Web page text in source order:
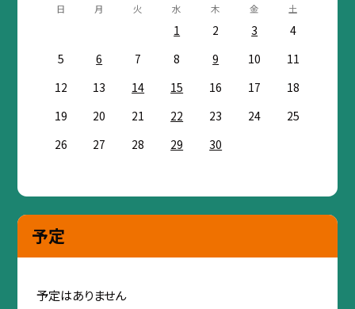
日 月 火 水 木 金 土
1 2 3
4
5
6 7 8 9 10
11
12
13 14 15 16 17
18
19
20 21 22 23 24
25
26
27 28 29 30
予定
予定はありません